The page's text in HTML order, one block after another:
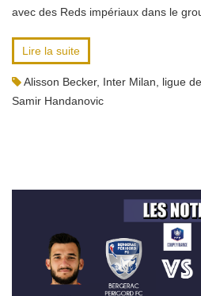
avec des Reds impériaux dans le
Lire la suite
Alisson Becker, Inter Milan ligue
Samir Handanovic